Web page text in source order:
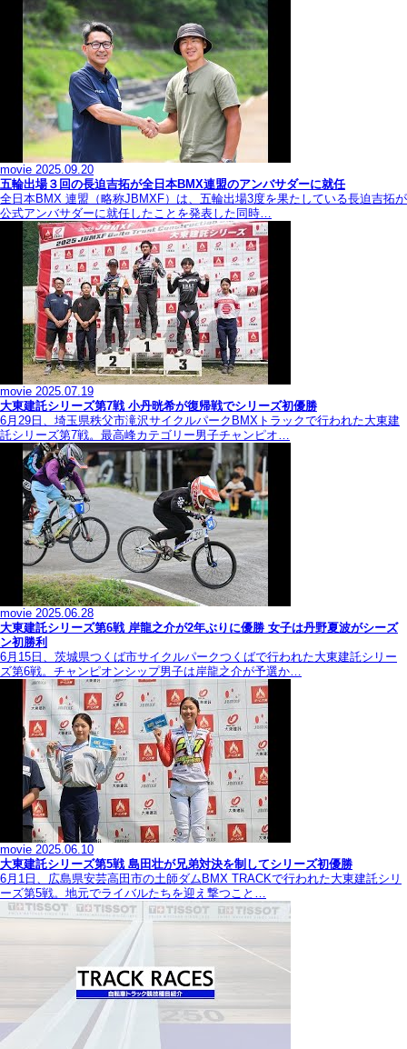
movie 2025.09.20
五輪出場３回の長迫吉拓が全日本BMX連盟のアンバサダーに就任
全日本BMX 連盟（略称JBMXF）は、五輪出場3度を果たしている長迫吉拓が
公式アンバサダーに就任したことを発表した同時…
movie 2025.07.19
大東建託シリーズ第7戦 ⼩丹晄希が復帰戦でシリーズ初優勝
6月29日、埼玉県秩父市滝沢サイクルパークBMXトラックで行われた大東建
託シリーズ第7戦。最高峰カテゴリー男子チャンピオ…
movie 2025.06.28
大東建託シリーズ第6戦 岸龍之介が2年ぶりに優勝 女子は丹野夏波がシーズ
ン初勝利
6月15日、茨城県つくば市サイクルパークつくばで行われた大東建託シリー
ズ第6戦。チャンピオンシップ男子は岸龍之介が予選か…
movie 2025.06.10
大東建託シリーズ第5戦 島田壮が兄弟対決を制してシリーズ初優勝
6月1日、広島県安芸高田市の土師ダムBMX TRACKで行われた大東建託シリ
ーズ第5戦。地元でライバルたちを迎え撃つこと…